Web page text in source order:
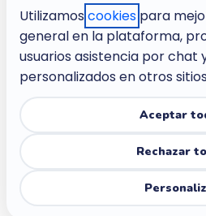
Utilizamos cookies para
general en la plataforma,
usuarios asistencia por chat
personalizados en otros
Aceptar
Rechazar
Nosotros
Empresa
Empleo
Política de privacidad para los
Accesibilidad
Configuración de las cookies